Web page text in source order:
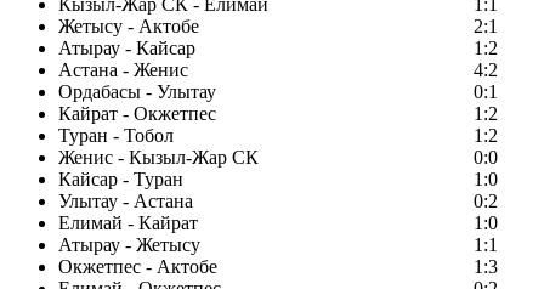
Кызыл-Жар СК - Елимай
1:1
Жетысу - Актобе
2:1
Атырау - Кайсар
1:2
Астана - Женис
4:2
Ордабасы - Улытау
0:1
Кайрат - Окжетпес
1:2
Туран - Тобол
1:2
Женис - Кызыл-Жар СК
0:0
Кайсар - Туран
1:0
Улытау - Астана
0:2
Елимай - Кайрат
1:0
Атырау - Жетысу
1:1
Окжетпес - Актобе
1:3